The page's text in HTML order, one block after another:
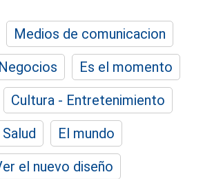
Medios de comunicacion
Negocios
Es el momento
Cultura - Entretenimiento
Salud
El mundo
el nuevo diseño